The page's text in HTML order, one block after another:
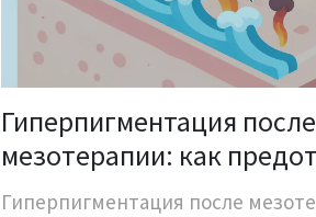
Гиперпигментация после
мезотерапии: как
эффективно лечить
Гиперпигментация после